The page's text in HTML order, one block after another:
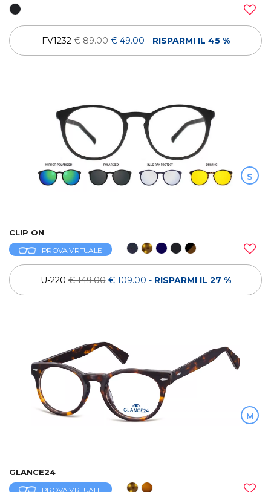
FV1232€ 89.00 € 49.00 - RISPARMI IL 45 %
S
CLIP ON
PROVA VIRTUALE
U-220€ 149.00 € 109.00 - RISPARMI IL 27 %
M
GLANCE24
PROVA VIRTUALE